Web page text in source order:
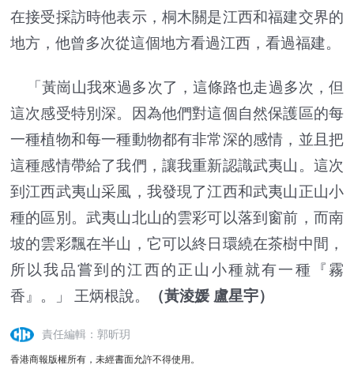
在接受採訪時他表示，桐木關是江西和福建交界的
地方，他曾多次從這個地方看過江西，看過福建。
「黃崗山我來過多次了，這條路也走過多次，但
這次感受特別深。因為他們對這個自然保護區的每
一種植物和每一種動物都有非常深的感情，並且把
這種感情帶給了我們，讓我重新認識武夷山。這次
到江西武夷山采風，我發現了江西和武夷山正山小
種的區別。武夷山北山的雲彩可以落到窗前，而南
坡的雲彩飄在半山，它可以終日環繞在茶樹中間，
所以我品嘗到的江西的正山小種就有一種『霧
香』。」 王炳根說。
（黃淩媛 盧星宇）
責任編輯：郭昕玥
香港商報版權所有，未經書面允許不得使用。